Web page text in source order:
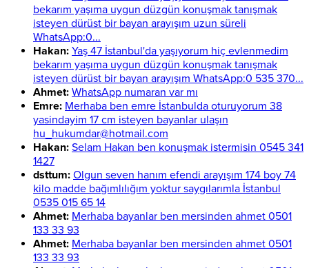
bekarım yaşıma uygun düzgün konuşmak tanışmak
isteyen dürüst bir bayan arayışım uzun süreli
WhatsApp:0...
Hakan: Yaş 47 İstanbul'da yaşıyorum hiç evlenmedim
bekarım yaşıma uygun düzgün konuşmak tanışmak
isteyen dürüst bir bayan arayışım WhatsApp:0 535 370...
Ahmet: WhatsApp numaran var mı
Emre: Merhaba ben emre İstanbulda oturuyorum 38
yasindayim 17 cm isteyen bayanlar ulaşın
hu_hukumdar@hotmail.com
Hakan: Selam Hakan ben konuşmak istermisin 0545 341
1427
dsttum: Olgun seven hanım efendi arayışım 174 boy 74
kilo madde bağımlılığım yoktur saygılarımla İstanbul
0535 015 65 14
Ahmet: Merhaba bayanlar ben mersinden ahmet 0501
133 33 93
Ahmet: Merhaba bayanlar ben mersinden ahmet 0501
133 33 93